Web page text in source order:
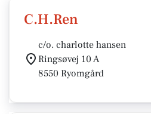
C.H.Ren
c/o. charlotte hansen
Ringsøvej 10 A
8550 Ryomgård